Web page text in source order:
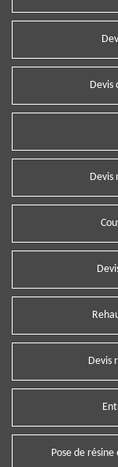
Devis
Devis
Devis
Pose de